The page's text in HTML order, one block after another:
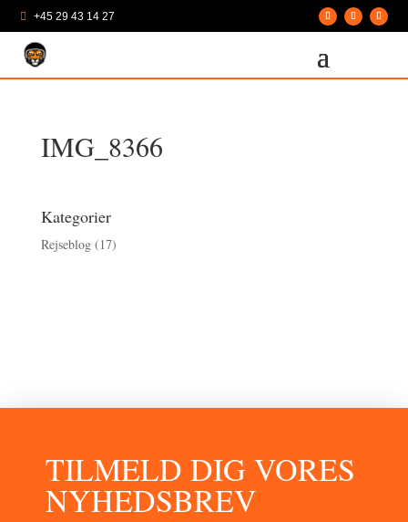
+45 29 43 14 27
IMG_8366
Kategorier
Rejseblog(17)
TILMELD DIG VORES
NYHEDSBREV